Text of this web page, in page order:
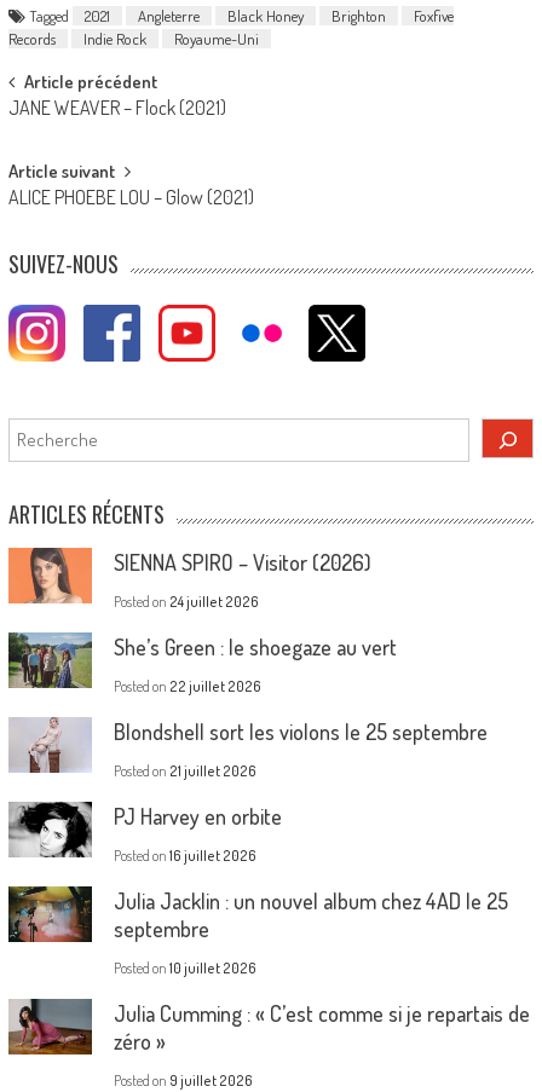
Tagged 2021 Angleterre Black Honey Brighton
Foxfive
Records
Indie Rock Royaume-Uni
Post
navigation
Article précédent
JANE WEAVER – Flock (2021)
Article suivant
ALICE PHOEBE LOU – Glow (2021)
SUIVEZ-NOUS
Rechercher
ARTICLES RÉCENTS
SIENNA SPIRO – Visitor (2026)
Posted on 24 juillet 2026
She’s Green : le shoegaze au vert
Posted on 22 juillet 2026
Blondshell sort les violons le 25 septembre
Posted on 21 juillet 2026
PJ Harvey en orbite
Posted on 16 juillet 2026
Julia Jacklin : un nouvel album chez 4AD le 25
septembre
Posted on 10 juillet 2026
Julia Cumming : « C’est comme si je repartais de
zéro »
Posted on 9 juillet 2026